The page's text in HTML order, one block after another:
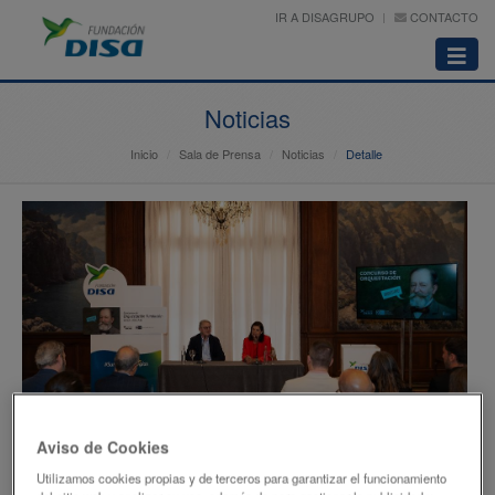
IR A DISAGRUPO
CONTACTO
Abrir
menú
Noticias
Inicio Sala de Prensa Noticias Detalle
Aviso de Cookies
Utilizamos cookies propias y de terceros para garantizar el funcionamiento